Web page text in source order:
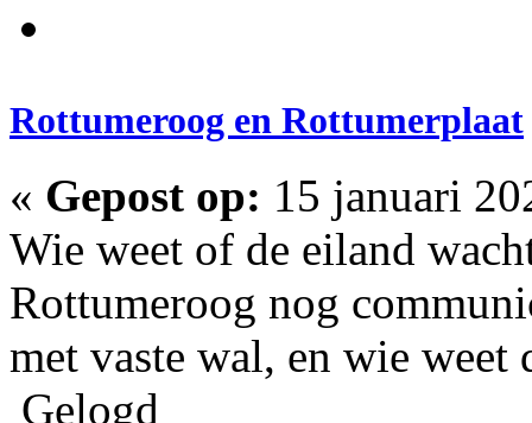
Rottumeroog en Rottumerplaat
« Gepost op: 15 januari
Wie weet of de eiland
Rottumeroog nog
met vaste wal, en wie weet
Gelogd